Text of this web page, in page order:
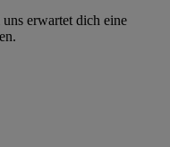
erwartet dich eine